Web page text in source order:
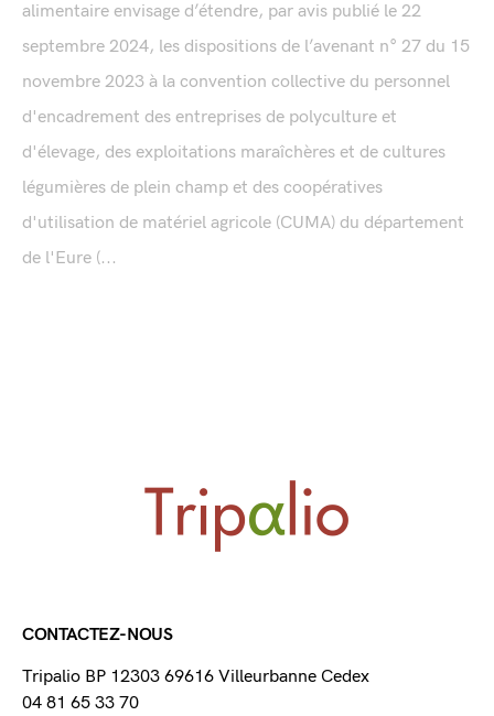
alimentaire envisage d’étendre, par avis publié le 22
septembre 2024, les dispositions de l’avenant n° 27 du 15
novembre 2023 à la convention collective du personnel
d'encadrement des entreprises de polyculture et
d'élevage, des exploitations maraîchères et de cultures
légumières de plein champ et des coopératives
d'utilisation de matériel agricole (CUMA) du département
de l'Eure (...
CONTACTEZ-NOUS
Tripalio BP 12303 69616 Villeurbanne Cedex
04 81 65 33 70